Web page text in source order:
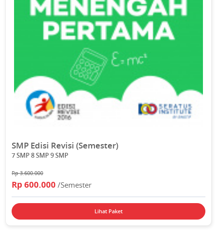
SMP Edisi Revisi (Semester)
7 SMP 8 SMP 9 SMP
Rp 3.600.000
Rp 600.000/Semester
Lihat Paket